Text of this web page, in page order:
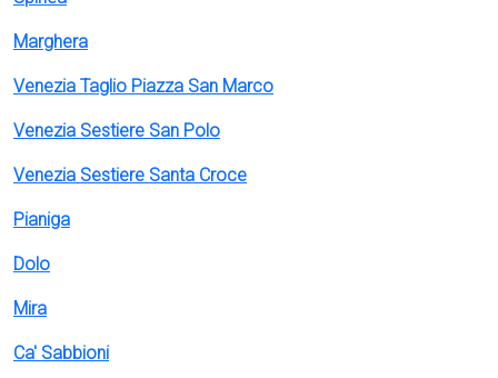
Marghera
Venezia Taglio Piazza San Marco
Venezia Sestiere San Polo
Venezia Sestiere Santa Croce
Pianiga
Dolo
Mira
Ca' Sabbioni